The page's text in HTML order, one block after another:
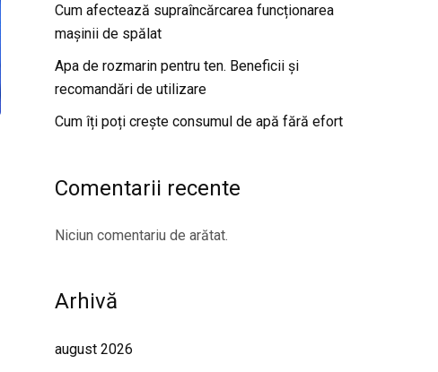
Cum afectează supraîncărcarea funcționarea
mașinii de spălat
Apa de rozmarin pentru ten. Beneficii și
recomandări de utilizare
Cum îți poți crește consumul de apă fără efort
Comentarii recente
Niciun comentariu de arătat.
Arhivă
august 2026